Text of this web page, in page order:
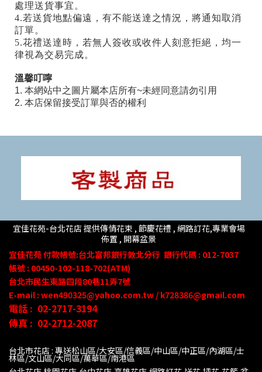
處理送貨事宜。
4.若送貨地點偏遠，有不能送達之情況，將通知取消
訂單。
5.花禮送達時，若無人簽收或收件人刻意拒絕，均一
律視為交易完成。
溫馨叮嚀
1. 本網站中之圖片屬本店所有~未經同意請勿引用
2. 本店保留接受訂單與否的權利
宜佳花苑-台北花店 提供傳情花束 , 節慶花禮 , 網路訂花,專業會場
佈置 , 開幕盆景
宜佳花苑付款帳號:台北富邦銀行敦北分行 銀行代碼 : 012-7037
帳號 : 00450-102-118-702(ATM)
台北市民生東路四段80巷11弄7號
E-mail : wen490325@yahoo.com.tw / k728386@gmail.com
電話 : 02-2717-3194
傳真 : 02-2712-2087
台北市花店 : 專送松山區/大安區/信義區/中山區/中正區/內湖區/士
林區/文山區/大同區/萬華區/南港區